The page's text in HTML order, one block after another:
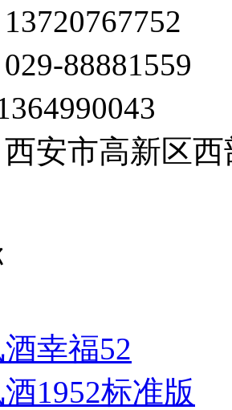
88881559
安市高新区西
幸福52
1952标准版